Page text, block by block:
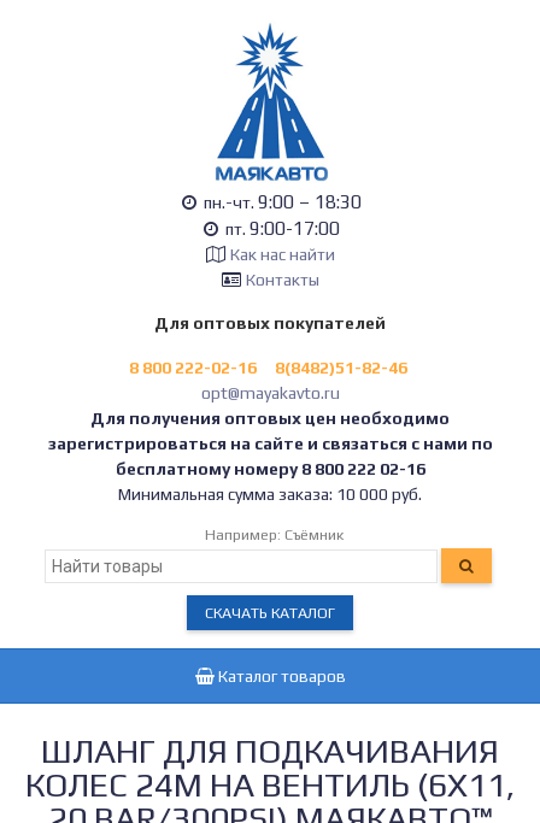
пн.-чт. 9:00 – 18:30
пт. 9:00-17:00
Как нас найти
Контакты
Для оптовых покупателей
8 800 222-02-16
8(8482)51-82-46
opt@mayakavto.ru
Для получения оптовых цен необходимо
зарегистрироваться на сайте и связаться с нами по
бесплатному номеру 8 800 222 02-16
Минимальная сумма заказа: 10 000 руб.
Например: Съёмник
СКАЧАТЬ КАТАЛОГ
Каталог товаров
ШЛАНГ ДЛЯ ПОДКАЧИВАНИЯ
КОЛЕС 24М НА ВЕНТИЛЬ (6Х11,